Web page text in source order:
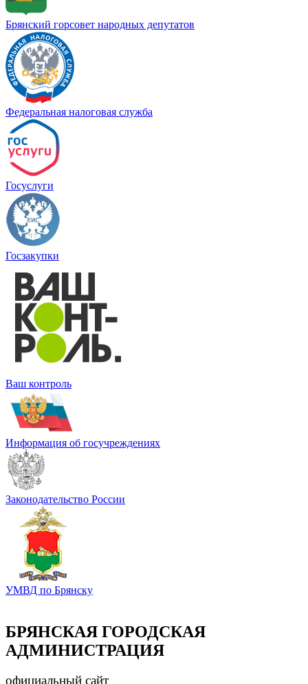
Брянский горсовет народных депутатов
Федеральная налоговая служба
Госуслуги
Госзакупки
Ваш контроль
Информация об госучреждениях
Законодательство России
УМВД по Брянску
БРЯНСКАЯ ГОРОДСКАЯ
АДМИНИСТРАЦИЯ
официальный сайт